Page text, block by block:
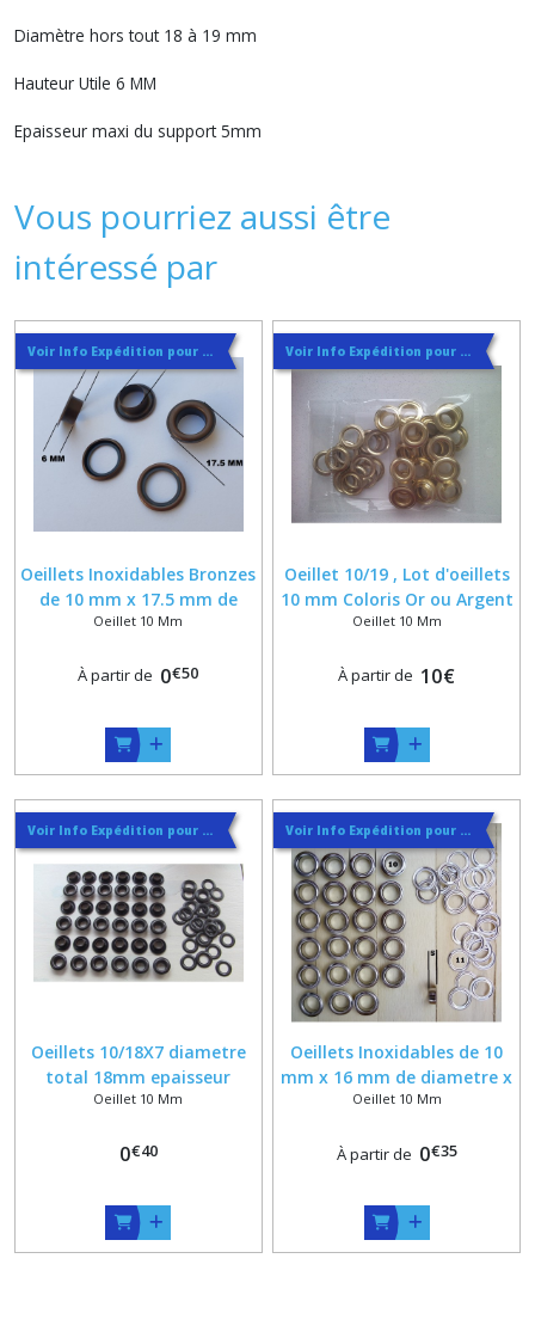
Diamètre hors tout 18 à 19 mm
Hauteur Utile 6 MM
Epaisseur maxi du support 5mm
Vous pourriez aussi être
intéressé par
Voir Info Expédition pour Régler les Frais de Port au Meilleur Prix , En haut d'ecran à Droite
Oeillets Inoxidables Bronzes
de 10 mm x 17.5 mm de
diametre x 6 mm de
rondelles
Oeillet 10 Mm
À partir de 0€50
Voir Info Expédition pour Régler les Frais de Port au Meilleur Prix , En haut d'ecran à Droite
Oeillet 10/19 , Lot d'oeillets
10 mm Coloris Or ou Argent
Oeillet 10 Mm
À partir de 10€
Voir Info Expédition pour Régler les Frais de Port au Meilleur Prix , En haut d'ecran à Droite
Oeillets 10/18X7 diametre
total 18mm epaisseur
6.8mm TROU 10 mm
Oeillet 10 Mm
0€40
Voir Info Expédition pour Régler les Frais de Port au Meilleur Prix , En haut d'ecran à Droite
Oeillets Inoxidables de 10
mm x 16 mm de diametre x
5 mm de hauteur avec
Oeillet 10 Mm
À partir de 0€35